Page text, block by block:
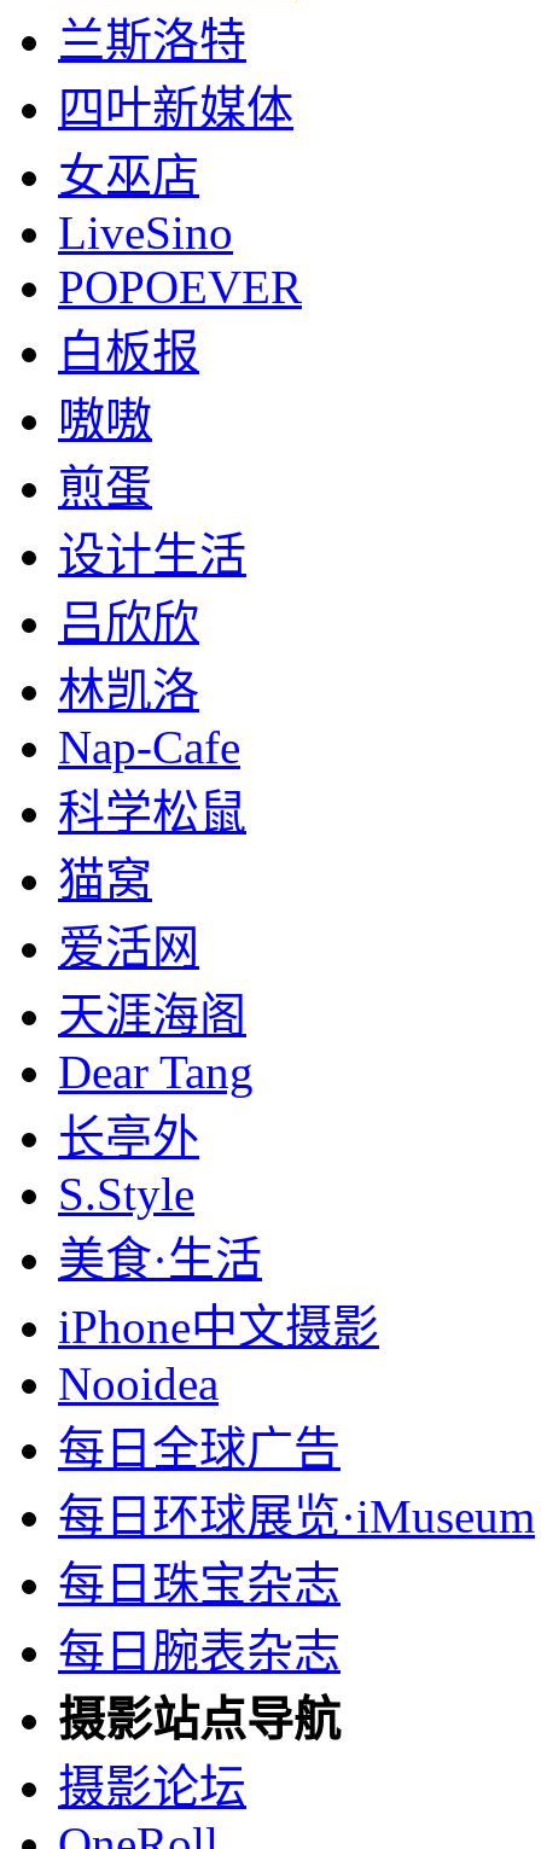
兰斯洛特
四叶新媒体
女巫店
LiveSino
POPOEVER
白板报
嗷嗷
煎蛋
设计生活
吕欣欣
林凯洛
Nap-Cafe
科学松鼠
猫窝
爱活网
天涯海阁
Dear Tang
长亭外
S.Style
美食·生活
iPhone中文摄影
Nooidea
每日全球广告
每日环球展览·iMuseum
每日珠宝杂志
每日腕表杂志
摄影站点导航
摄影论坛